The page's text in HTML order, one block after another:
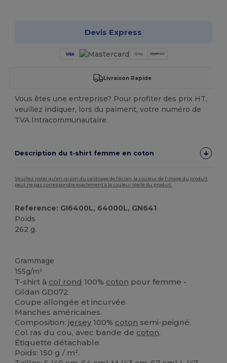
Devis Express
Livraison Rapide
Vous êtes une entreprise? Pour profiter des prix HT,
veuillez indiquer, lors du paiment, votre numéro de
TVA Intracommunautaire.
Description du t‑shirt femme en coton
Veuillez noter qu'en raison du calibrage de l'écran, la couleur de l'image du produit
peut ne pas correspondre exactement à la couleur réelle du produit.
Reference: GI6400L, 64000L, GN641
Poids
262 g.
Grammage
155g/m²
T-shirt à col rond 100% coton pour femme -
Gildan GD072
Coupe allongée et incurvée.
Manches américaines.
Composition:jersey 100% coton semi-peigné.
Col ras du cou, avec bande de coton.
Étiquette détachable.
Poids: 150 g / m².